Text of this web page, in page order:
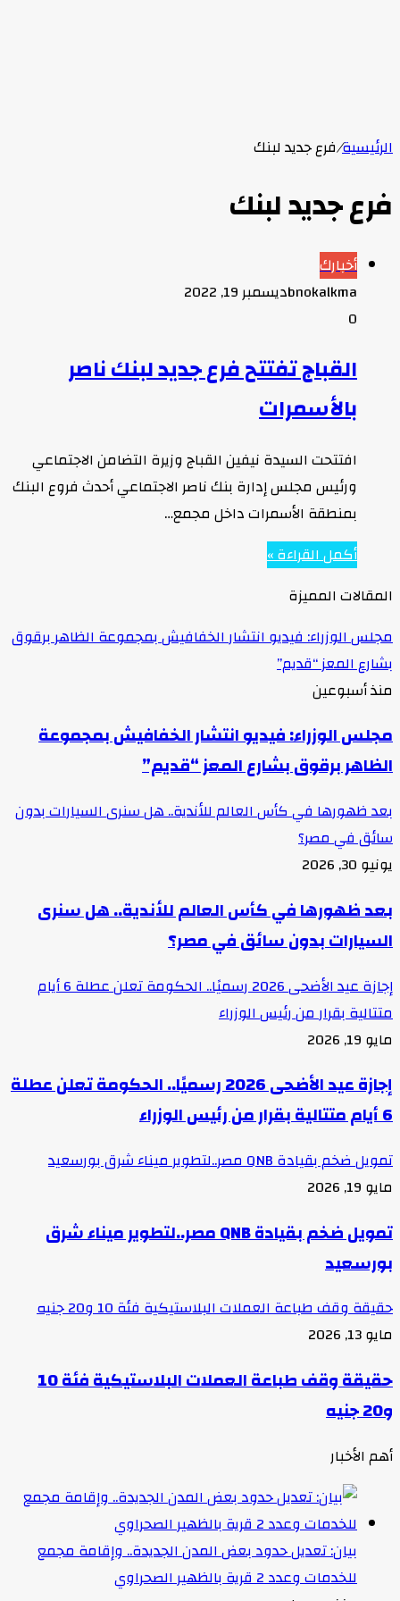
الرئيسية/فرع جديد لبنك
فرع جديد لبنك
أخبارك
bnokalkmaديسمبر 19, 2022
0
القباج تفتتح فرع جديد لبنك ناصر
بالأسمرات
افتتحت السيدة نيفين القباج وزيرة التضامن الاجتماعي
ورئيس مجلس إدارة بنك ناصر الاجتماعي أحدث فروع البنك
بمنطقة الأسمرات داخل مجمع…
أكمل القراءة »
المقالات المميزة
مجلس الوزراء: فيديو انتشار الخفافيش بمجموعة الظاهر برقوق
بشارع المعز “قديم”
منذ أسبوعين
مجلس الوزراء: فيديو انتشار الخفافيش بمجموعة
الظاهر برقوق بشارع المعز “قديم”
بعد ظهورها في كأس العالم للأندية.. هل سنرى السيارات بدون
سائق في مصر؟
يونيو 30, 2026
بعد ظهورها في كأس العالم للأندية.. هل سنرى
السيارات بدون سائق في مصر؟
إجازة عيد الأضحى 2026 رسميًا.. الحكومة تعلن عطلة 6 أيام
متتالية بقرار من رئيس الوزراء
مايو 19, 2026
إجازة عيد الأضحى 2026 رسميًا.. الحكومة تعلن عطلة
6 أيام متتالية بقرار من رئيس الوزراء
تمويل ضخم بقيادة QNB مصر..لتطوير ميناء شرق بورسعيد
مايو 19, 2026
تمويل ضخم بقيادة QNB مصر..لتطوير ميناء شرق
بورسعيد
حقيقة وقف طباعة العملات البلاستيكية فئة 10 و20 جنيه
مايو 13, 2026
حقيقة وقف طباعة العملات البلاستيكية فئة 10
و20 جنيه
أهم الأخبار
بيان: تعديل حدود بعض المدن الجديدة.. وإقامة مجمع
للخدمات وعدد 2 قرية بالظهير الصحراوي